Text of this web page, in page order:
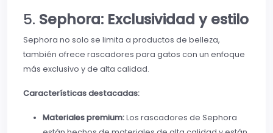
5. Sephora: Exclusividad y estilo
Sephora no solo se limita a productos de belleza,
también ofrece rascadores para gatos con un enfoque
más exclusivo y de alta calidad.
Características destacadas:
Materiales premium:Los rascadores de Sephora